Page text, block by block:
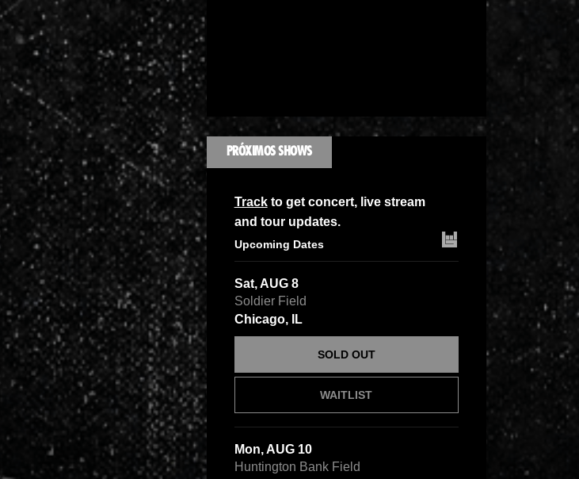
PRÓXIMOS SHOWS
Trackto get concert, live stream
and tour updates.
Upcoming Dates
Sat, AUG 8
Soldier Field
Chicago, IL
WAITLIST
SOLD OUT
Mon, AUG 10
Huntington Bank Field